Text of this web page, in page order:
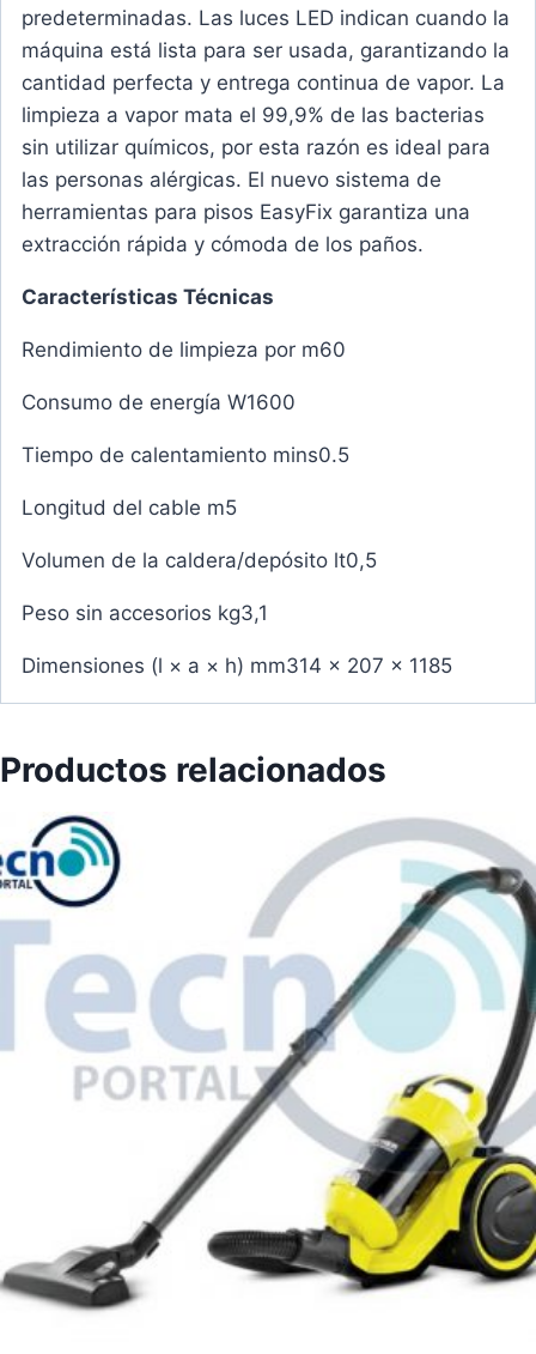
predetermi­nadas. Las luces LED indican cuando la
máquina está lista para ser usada, garantizando la
cantidad perfecta y entrega continua de vapor. La
limpieza a vapor mata el 99,9% de las bacterias
sin utilizar químicos, por esta razón es ideal para
las personas alérgicas. El nuevo sistema de
herramientas para pisos EasyFix garantiza una
extracción rápida y cómoda de los paños.
Características Técnicas
Rendimiento de limpieza por m60
Consumo de energía W1600
Tiempo de calentamiento mins0.5
Longitud del cable m5
Volumen de la caldera/depósito lt0,5
Peso sin accesorios kg3,1
Dimensiones (l × a × h) mm314 x 207 x 1185
Productos relacionados